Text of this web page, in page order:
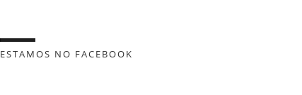
ESTAMOS NO FACEBOOK